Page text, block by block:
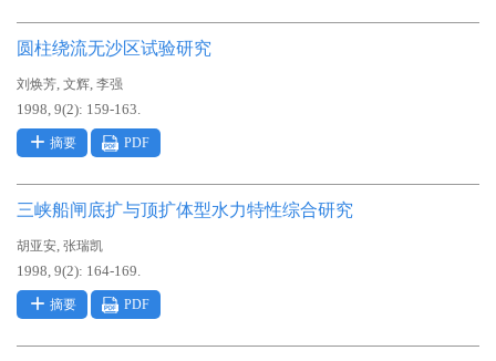
圆柱绕流无沙区试验研究
刘焕芳, 文辉, 李强
1998, 9(2): 159-163.
摘要 PDF
三峡船闸底扩与顶扩体型水力特性综合研究
胡亚安, 张瑞凯
1998, 9(2): 164-169.
摘要 PDF